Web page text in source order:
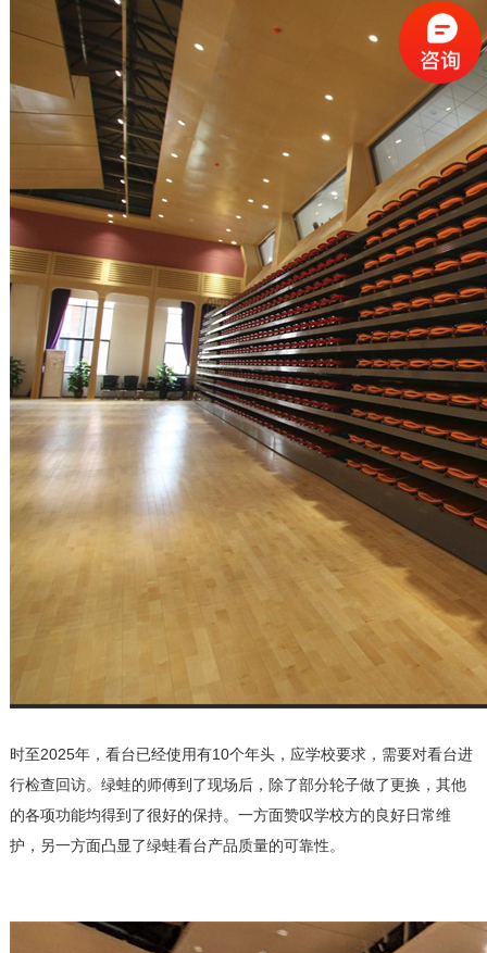
时至2025年，看台已经使用有10个年头，应学校要求，需要对看台进
行检查回访。绿蛙的师傅到了现场后，除了部分轮子做了更换，其他
的各项功能均得到了很好的保持。一方面赞叹学校方的良好日常维
护，另一方面凸显了绿蛙看台产品质量的可靠性。